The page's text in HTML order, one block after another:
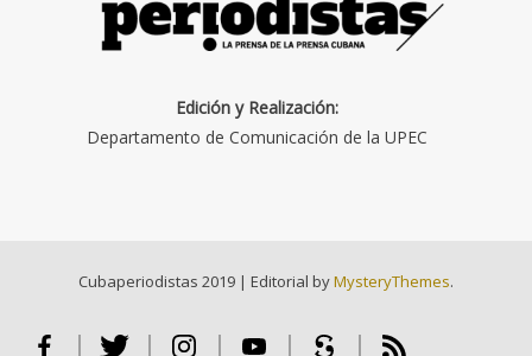
Edición y Realización:
Departamento de Comunicación de la UPEC
Cubaperiodistas 2019 | Editorial byMysteryThemes.